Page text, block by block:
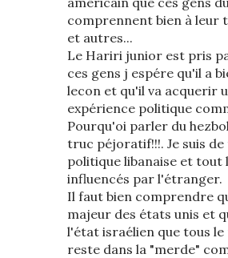
comprennent bien à leur
et autres...
Le Hariri junior est pris
ces gens j espére qu'il a
lecon et qu'il va acquerir
expérience politique
Pourqu'oi parler du
truc péjoratif!!!. Je suis
politique libanaise et tout
influencés par l'étranger.
Il faut bien comprendre
majeur des états unis et
l'état israélien que tous
reste dans la "merde"